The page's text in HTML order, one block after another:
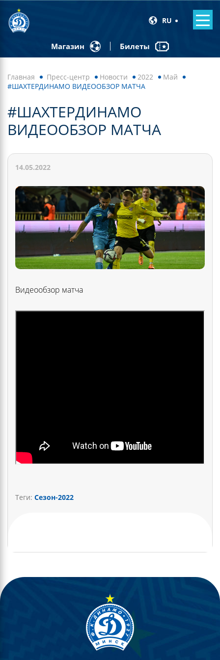
RU
Магазин Билеты
Главная Пресс-центр Новости 2022
Май
#ШАХТЕРДИНАМО ВИДЕООБЗОР МАТЧА
#ШАХТЕРДИНАМО
ВИДЕООБЗОР МАТЧА
14.05.2022
Видеообзор матча
Теги: Сезон-2022